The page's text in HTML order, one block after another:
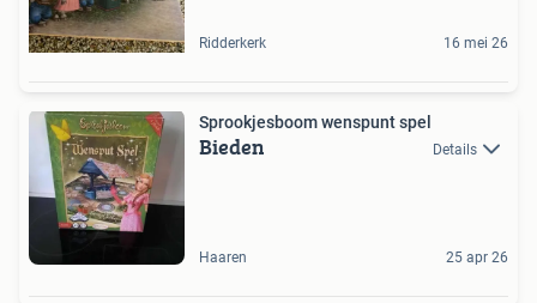
Ridderkerk 16 mei 26
Sprookjesboom wenspunt spel
Bieden Details
Haaren 25 apr 26